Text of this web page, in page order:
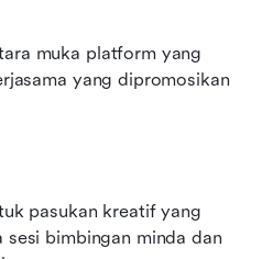
muka platform yang
yang dipromosikan
pasukan kreatif yang
sesi bimbingan minda dan